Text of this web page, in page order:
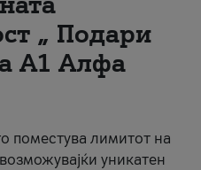
„ Подари
А1 Алфа
поместува лимитот на
уникатен